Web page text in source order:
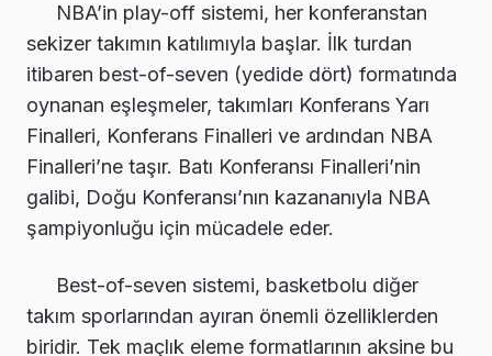
NBA’in play-off sistemi, her konferanstan
sekizer takımın katılımıyla başlar. İlk turdan
itibaren best-of-seven (yedide dört) formatında
oynanan eşleşmeler, takımları Konferans Yarı
Finalleri, Konferans Finalleri ve ardından NBA
Finalleri’ne taşır. Batı Konferansı Finalleri’nin
galibi, Doğu Konferansı’nın kazananıyla NBA
şampiyonluğu için mücadele eder.
Best-of-seven sistemi, basketbolu diğer
takım sporlarından ayıran önemli özelliklerden
biridir. Tek maçlık eleme formatlarının aksine bu